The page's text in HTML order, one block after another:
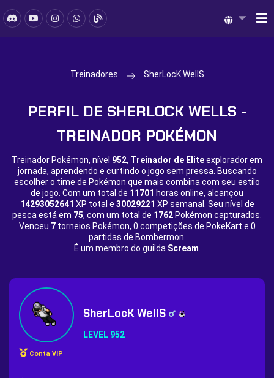
Treinadores SherLocK WellS
PERFIL DE SHERLOCK WELLS -
TREINADOR POKÉMON
Treinador Pokémon, nível 952, Treinador de Eliteexplorador em
jornada, aprendendo e curtindo o jogo sem pressa. Buscando
escolher o time de Pokémon que mais combina com seu estilo
de jogo. Com um total de 11701 horas online, alcançou
14293052641 XP total e 30029221 XP semanal. Seu nível de
pesca está em 75, com um total de 1762 Pokémon capturados.
Venceu 7torneios Pokémon, 0 competições de PokeKart e 0
partidas de Bombermon.
É um membro do guilda Scream
Conta VIP
SherLocK WellS
LEVEL 952